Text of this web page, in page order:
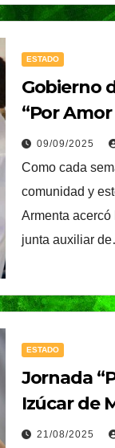
ESTADO
Gobierno
“Por Amor
Sebastián
09/09/2025
Como cada
comunidad y
Armenta acercó
junta auxiliar
ESTADO
Jornada
Izúcar de
conciencia
21/08/2025